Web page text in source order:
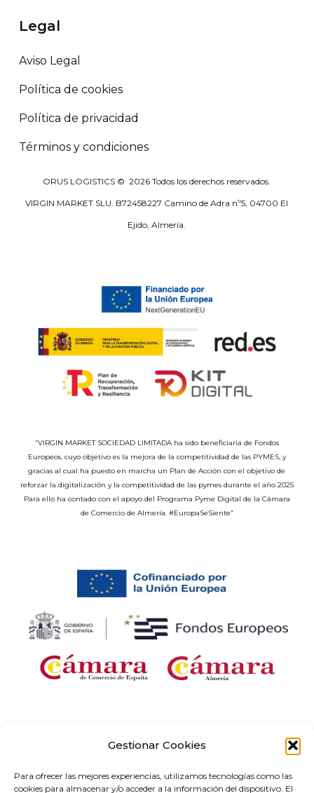
Gestionar Cookies
Para ofrecer las mejores experiencias, utilizamos tecnologías como las
cookies para almacenar y/o acceder a la información del dispositivo. El
Legal
Aviso Legal
Política de cookies
Política de privacidad
Términos y condiciones
ORUS LOGISTICS ©2026 Todos los derechos reservados.
VIRGIN MARKET SLU. B72458227 Camino de Adra nº5, 04700 El
Ejido, Almería.
“VIRGIN MARKET SOCIEDAD LIMITADA ha sido beneficiaria de Fondos
Europeos, cuyo objetivo es la mejora de la competitividad de las PYMES, y
gracias al cual ha puesto en marcha un Plan de Acción con el objetivo de
reforzar la digitalización y la competitividad de las pymes durante el año 2025
Para ello ha contado con el apoyo del Programa Pyme Digital de la Cámara
de Comercio de Almería. #EuropaSeSiente”
soluciones digitales con aplicación sectorial en el marco del proyecto «Redes de
Emprendimiento Digital» en Andalucía, correspondiente al Programa Redes
Plan de Recuperación, Transformación y Resiliencia, financiado por la Unión